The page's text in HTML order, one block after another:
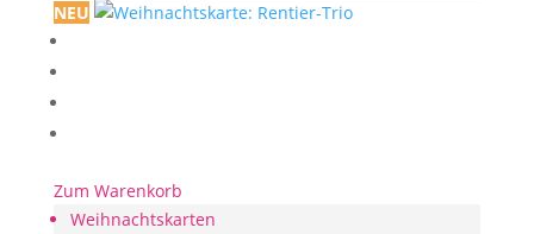
NEU
Zum Warenkorb
Weihnachtskarten